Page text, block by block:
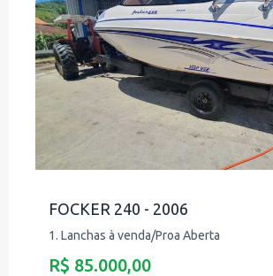
FOCKER 240 - 2006
1. Lanchas à venda/Proa Aberta
R$ 85.000,00